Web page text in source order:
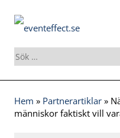
Sök
efter:
Skip
to
Hem » Partnerartiklar »
människor faktiskt vill